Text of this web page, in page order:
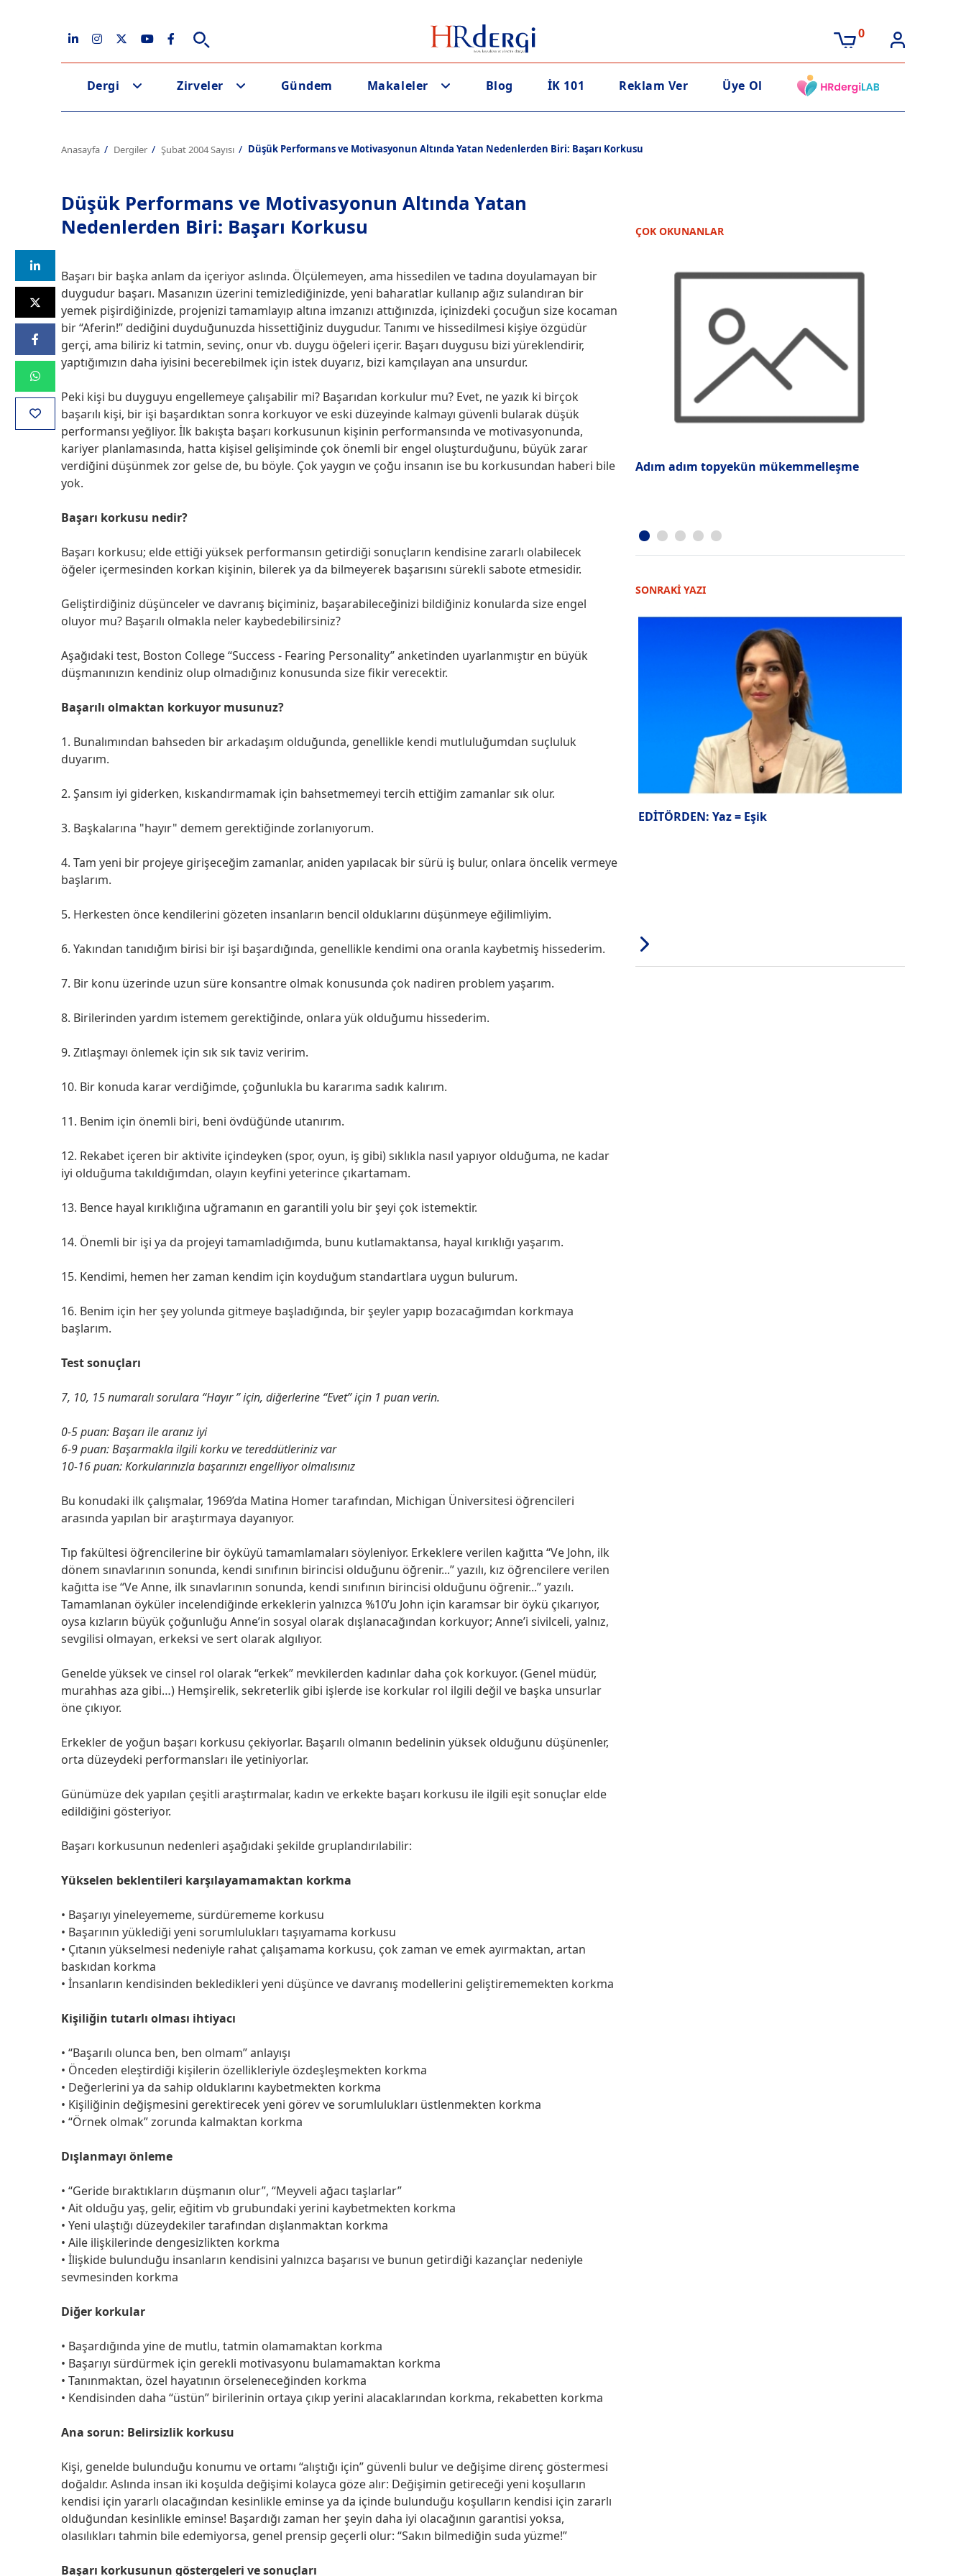
0
Dergi Zirveler Gündem Makaleler Blog İK 101 Reklam Ver Üye Ol
Anasayfa Dergiler Şubat 2004 Sayısı Düşük Performans ve Motivasyonun Altında Yatan Nedenlerden Biri: Başarı Korkusu
Düşük Performans ve Motivasyonun Altında Yatan
Nedenlerden Biri: Başarı Korkusu
Başarı bir başka anlam da içeriyor aslında. Ölçülemeyen, ama hissedilen ve tadına doyulamayan bir
duygudur başarı. Masanızın üzerini temizlediğinizde, yeni baharatlar kullanıp ağız sulandıran bir
yemek pişirdiğinizde, projenizi tamamlayıp altına imzanızı attığınızda, içinizdeki çocuğun size kocaman
bir “Aferin!” dediğini duyduğunuzda hissettiğiniz duygudur. Tanımı ve hissedilmesi kişiye özgüdür
gerçi, ama biliriz ki tatmin, sevinç, onur vb. duygu öğeleri içerir. Başarı duygusu bizi yüreklendirir,
yaptığımızın daha iyisini becerebilmek için istek duyarız, bizi kamçılayan ana unsurdur.
Peki kişi bu duyguyu engellemeye çalışabilir mi? Başarıdan korkulur mu? Evet, ne yazık ki birçok
başarılı kişi, bir işi başardıktan sonra korkuyor ve eski düzeyinde kalmayı güvenli bularak düşük
performansı yeğliyor. İlk bakışta başarı korkusunun kişinin performansında ve motivasyonunda,
kariyer planlamasında, hatta kişisel gelişiminde çok önemli bir engel oluşturduğunu, büyük zarar
verdiğini düşünmek zor gelse de, bu böyle. Çok yaygın ve çoğu insanın ise bu korkusundan haberi bile
yok.
Başarı korkusu nedir?
Başarı korkusu; elde ettiği yüksek performansın getirdiği sonuçların kendisine zararlı olabilecek
öğeler içermesinden korkan kişinin, bilerek ya da bilmeyerek başarısını sürekli sabote etmesidir.
Geliştirdiğiniz düşünceler ve davranış biçiminiz, başarabileceğinizi bildiğiniz konularda size engel
oluyor mu? Başarılı olmakla neler kaybedebilirsiniz?
Aşağıdaki test, Boston College “Success - Fearing Personality” anketinden uyarlanmıştır en büyük
düşmanınızın kendiniz olup olmadığınız konusunda size fikir verecektir.
Başarılı olmaktan korkuyor musunuz?
1. Bunalımından bahseden bir arkadaşım olduğunda, genellikle kendi mutluluğumdan suçluluk
duyarım.
2. Şansım iyi giderken, kıskandırmamak için bahsetmemeyi tercih ettiğim zamanlar sık olur.
3. Başkalarına "hayır" demem gerektiğinde zorlanıyorum.
4. Tam yeni bir projeye girişeceğim zamanlar, aniden yapılacak bir sürü iş bulur, onlara öncelik vermeye
başlarım.
5. Herkesten önce kendilerini gözeten insanların bencil olduklarını düşünmeye eğilimliyim.
6. Yakından tanıdığım birisi bir işi başardığında, genellikle kendimi ona oranla kaybetmiş hissederim.
7. Bir konu üzerinde uzun süre konsantre olmak konusunda çok nadiren problem yaşarım.
8. Birilerinden yardım istemem gerektiğinde, onlara yük olduğumu hissederim.
9. Zıtlaşmayı önlemek için sık sık taviz veririm.
10. Bir konuda karar verdiğimde, çoğunlukla bu kararıma sadık kalırım.
11. Benim için önemli biri, beni övdüğünde utanırım.
12. Rekabet içeren bir aktivite içindeyken (spor, oyun, iş gibi) sıklıkla nasıl yapıyor olduğuma, ne kadar
iyi olduğuma takıldığımdan, olayın keyfini yeterince çıkartamam.
13. Bence hayal kırıklığına uğramanın en garantili yolu bir şeyi çok istemektir.
14. Önemli bir işi ya da projeyi tamamladığımda, bunu kutlamaktansa, hayal kırıklığı yaşarım.
15. Kendimi, hemen her zaman kendim için koyduğum standartlara uygun bulurum.
16. Benim için her şey yolunda gitmeye başladığında, bir şeyler yapıp bozacağımdan korkmaya
başlarım.
Test sonuçları
7, 10, 15 numaralı sorulara “Hayır ” için, diğerlerine “Evet” için 1 puan verin.
0-5 puan: Başarı ile aranız iyi
6-9 puan: Başarmakla ilgili korku ve tereddütleriniz var
10-16 puan: Korkularınızla başarınızı engelliyor olmalısınız
Bu konudaki ilk çalışmalar, 1969’da Matina Homer tarafından, Michigan Üniversitesi öğrencileri
arasında yapılan bir araştırmaya dayanıyor.
Tıp fakültesi öğrencilerine bir öyküyü tamamlamaları söyleniyor. Erkeklere verilen kağıtta “Ve John, ilk
dönem sınavlarının sonunda, kendi sınıfının birincisi olduğunu öğrenir...” yazılı, kız öğrencilere verilen
kağıtta ise “Ve Anne, ilk sınavlarının sonunda, kendi sınıfının birincisi olduğunu öğrenir...” yazılı.
Tamamlanan öyküler incelendiğinde erkeklerin yalnızca %10’u John için karamsar bir öykü çıkarıyor,
oysa kızların büyük çoğunluğu Anne’in sosyal olarak dışlanacağından korkuyor; Anne’i sivilceli, yalnız,
sevgilisi olmayan, erkeksi ve sert olarak algılıyor.
Genelde yüksek ve cinsel rol olarak “erkek” mevkilerden kadınlar daha çok korkuyor. (Genel müdür,
murahhas aza gibi…) Hemşirelik, sekreterlik gibi işlerde ise korkular rol ilgili değil ve başka unsurlar
öne çıkıyor.
Erkekler de yoğun başarı korkusu çekiyorlar. Başarılı olmanın bedelinin yüksek olduğunu düşünenler,
orta düzeydeki performansları ile yetiniyorlar.
Günümüze dek yapılan çeşitli araştırmalar, kadın ve erkekte başarı korkusu ile ilgili eşit sonuçlar elde
edildiğini gösteriyor.
Başarı korkusunun nedenleri aşağıdaki şekilde gruplandırılabilir:
Yükselen beklentileri karşılayamamaktan korkma
• Başarıyı yineleyememe, sürdürememe korkusu
• Başarının yüklediği yeni sorumlulukları taşıyamama korkusu
• Çıtanın yükselmesi nedeniyle rahat çalışamama korkusu, çok zaman ve emek ayırmaktan, artan
baskıdan korkma
• İnsanların kendisinden bekledikleri yeni düşünce ve davranış modellerini geliştirememekten korkma
Kişiliğin tutarlı olması ihtiyacı
• “Başarılı olunca ben, ben olmam” anlayışı
• Önceden eleştirdiği kişilerin özellikleriyle özdeşleşmekten korkma
• Değerlerini ya da sahip olduklarını kaybetmekten korkma
• Kişiliğinin değişmesini gerektirecek yeni görev ve sorumlulukları üstlenmekten korkma
• “Örnek olmak” zorunda kalmaktan korkma
Dışlanmayı önleme
• “Geride bıraktıkların düşmanın olur”, “Meyveli ağacı taşlarlar”
• Ait olduğu yaş, gelir, eğitim vb grubundaki yerini kaybetmekten korkma
• Yeni ulaştığı düzeydekiler tarafından dışlanmaktan korkma
• Aile ilişkilerinde dengesizlikten korkma
• İlişkide bulunduğu insanların kendisini yalnızca başarısı ve bunun getirdiği kazançlar nedeniyle
sevmesinden korkma
Diğer korkular
• Başardığında yine de mutlu, tatmin olamamaktan korkma
• Başarıyı sürdürmek için gerekli motivasyonu bulamamaktan korkma
• Tanınmaktan, özel hayatının örseleneceğinden korkma
• Kendisinden daha “üstün” birilerinin ortaya çıkıp yerini alacaklarından korkma, rekabetten korkma
Ana sorun: Belirsizlik korkusu
Kişi, genelde bulunduğu konumu ve ortamı “alıştığı için” güvenli bulur ve değişime direnç göstermesi
doğaldır. Aslında insan iki koşulda değişimi kolayca göze alır: Değişimin getireceği yeni koşulların
kendisi için yararlı olacağından kesinlikle eminse ya da içinde bulunduğu koşulların kendisi için zararlı
olduğundan kesinlikle eminse! Başardığı zaman her şeyin daha iyi olacağının garantisi yoksa,
olasılıkları tahmin bile edemiyorsa, genel prensip geçerli olur: “Sakın bilmediğin suda yüzme!”
Başarı korkusunun göstergeleri ve sonuçları
ÇOK OKUNANLAR
Adım adım topyekün mükemmelleşme
SONRAKİ YAZI
EDİTÖRDEN: Yaz = Eşik